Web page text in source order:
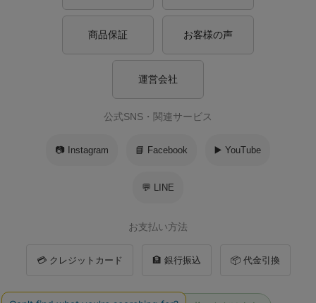
商品保証 お客様の声
運営会社
公式SNS・関連サービス
📷 Instagram 📘 Facebook ▶️ YouTube
💬 LINE
お支払い方法
💳 クレジットカード 🏦 銀行振込 📦 代金引換